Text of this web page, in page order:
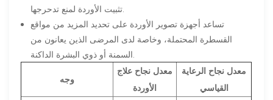
تساعد أجهزة تصوير الأوردة على تحديد المزيد من مواقع
القسطرة المحتملة، وخاصة لدى المرضى الذين يعانون من
وجه
معدل نجاح علاج
الأوردة
معدل نجاح الرعاية
القياسي